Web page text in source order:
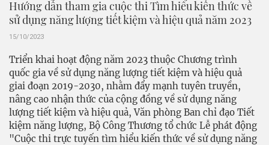
Hướng dẫn tham gia cuộc thi Tìm hiểu kiến thức về
sử dụng năng lượng tiết kiệm và hiệu quả năm 2023
15/10/2023
Triển khai hoạt động năm 2023 thuộc Chương trình
quốc gia về sử dụng năng lượng tiết kiệm và hiệu quả
giai đoạn 2019-2030, nhằm đẩy mạnh tuyên truyền,
nâng cao nhận thức của cộng đồng về sử dụng năng
lượng tiết kiệm và hiệu quả, Văn phòng Ban chỉ đạo Tiết
kiệm năng lượng, Bộ Công Thương tổ chức Lễ phát động
"Cuộc thi trực tuyến tìm hiểu kiến thức về sử dụng năng